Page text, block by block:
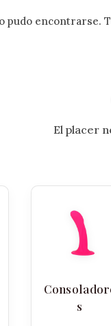
pudo encontrarse.
El placer
s